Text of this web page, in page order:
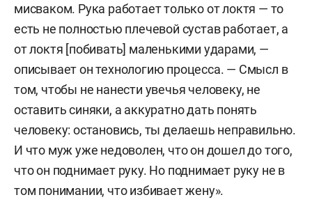
мисваком. Рука работает только от локтя — то
есть не полностью плечевой сустав работает, а
от локтя [побивать] маленькими ударами, —
описывает он технологию процесса. — Смысл в
том, чтобы не нанести увечья человеку, не
оставить синяки, а аккуратно дать понять
человеку: остановись, ты делаешь неправильно.
И что муж уже недоволен, что он дошел до того,
что он поднимает руку. Но поднимает руку не в
том понимании, что избивает жену».